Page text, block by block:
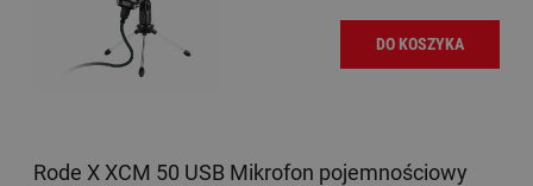
DO KOSZYKA
Rode X XCM 50 USB Mikrofon pojemnościowy